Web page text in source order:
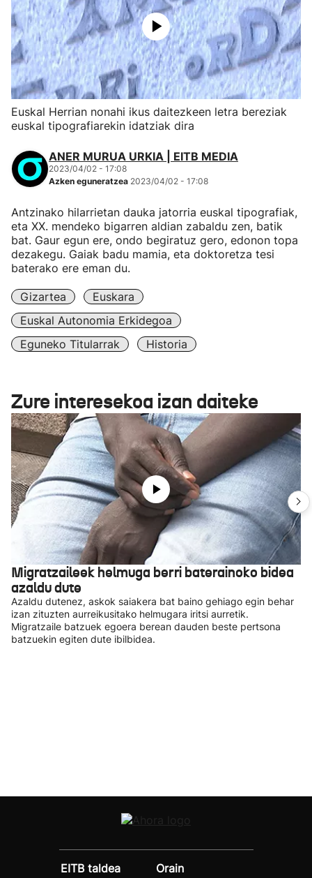
Euskal Herrian nonahi ikus daitezkeen letra bereziak
euskal tipografiarekin idatziak dira
ANER MURUA URKIA | EITB MEDIA
2023/04/02 - 17:08
Azken eguneratzea 2023/04/02 - 17:08
Antzinako hilarrietan dauka jatorria euskal tipografiak,
eta XX. mendeko bigarren aldian zabaldu zen, batik
bat. Gaur egun ere, ondo begiratuz gero, edonon topa
dezakegu. Gaiak badu mamia, eta doktoretza tesi
baterako ere eman du.
Gizartea
Euskara
Euskal Autonomia Erkidegoa
Eguneko Titularrak
Historia
Zure interesekoa izan daiteke
Migratzaileek helmuga berri baterainoko bidea
azaldu dute
Azaldu dutenez, askok saiakera bat baino gehiago egin behar
izan zituzten aurreikusitako helmugara iritsi aurretik.
Migratzaile batzuek egoera berean dauden beste pertsona
batzuekin egiten dute ibilbidea.
EITB taldea
Orain